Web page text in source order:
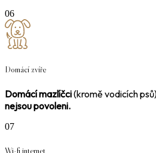
06
Domácí zvíře
Domácí mazlíčci(kromě vodicích
nejsou povoleni.
07
Wi-fi internet